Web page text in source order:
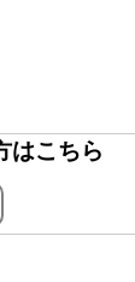
はこちら